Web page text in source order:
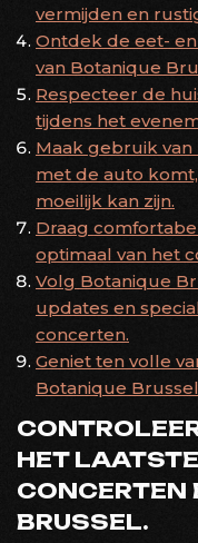
vermijden en
Ontdek de eet-
van Botanique
Respecteer de
tijdens het
Maak gebruik
met de auto
moeilijk kan zijn.
Draag
optimaal van het
Volg Botanique
updates en
concerten.
Geniet ten volle
Botanique
HET
CONCERTEN
BRUSSEL.